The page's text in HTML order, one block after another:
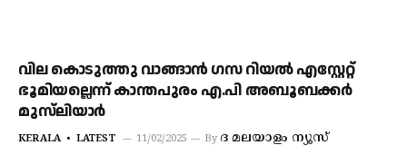
വില കൊടുത്തു വാങ്ങാൻ ഗസ റിയൽ എസ്റ്റേറ്റ്
ഭൂമിയല്ലെന്ന്‌ കാന്തപുരം എ.പി അബൂബക്കർ
മുസ്‌ലിയാർ
KERALA LATEST 11/02/2025 By ദ മലയാളം ന്യൂസ്‌